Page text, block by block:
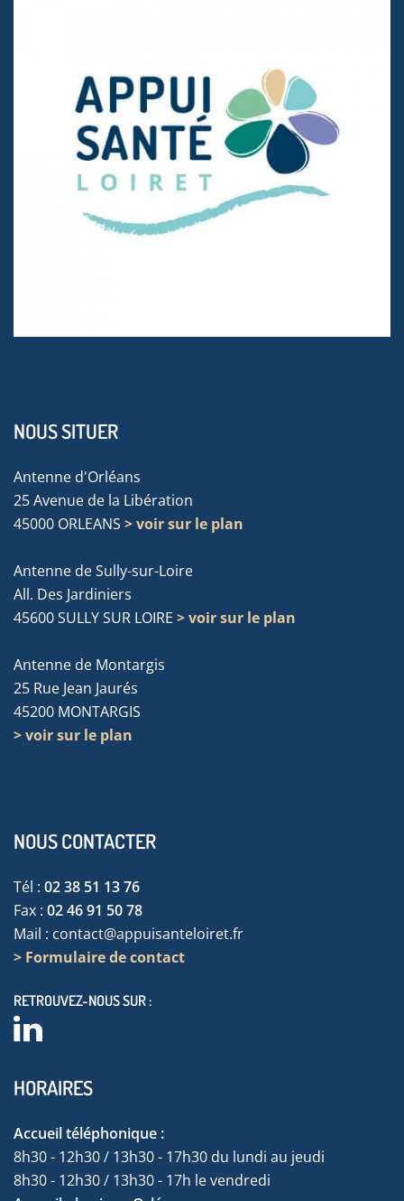
NOUS SITUER
Antenne d'Orléans
25 Avenue de la Libération
45000 ORLEANS > voir sur le plan
Antenne de Sully-sur-Loire
All. Des Jardiniers
45600 SULLY SUR LOIRE > voir sur le plan
Antenne de Montargis
25 Rue Jean Jaurés
45200 MONTARGIS
> voir sur le plan
NOUS CONTACTER
Tél : 02 38 51 13 76
Fax : 02 46 91 50 78
Mail : contact@appuisanteloiret.fr
> Formulaire de contact
RETROUVEZ-NOUS SUR :
HORAIRES
Accueil téléphonique :
8h30 - 12h30 / 13h30 - 17h30 du lundi au jeudi
8h30 - 12h30 / 13h30 - 17h le vendredi